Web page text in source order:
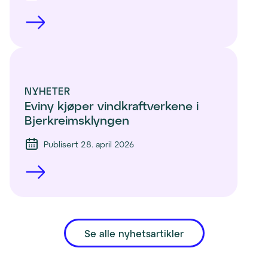
NYHETER
Eviny kjøper vindkraftverkene i
Bjerkreimsklyngen
Publisert 28. april 2026
Se alle nyhetsartikler